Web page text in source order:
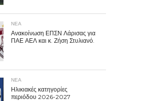
ΝΕΑ
Ανακοίνωση ΕΠΣΝ Λάρισας για
ΠΑΕ ΑΕΛ και κ. Ζήση Στυλιανό.
ΝΕΑ
Ηλικιακές κατηγορίες
περιόδου 2026-2027